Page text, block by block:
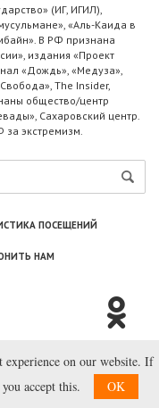
(ИГ, ИГИЛ),
«Аль-Каида в
В РФ признана
издания «Проект
«Дождь», «Медуза»,
The Insider,
общество/центр
Сахаровский центр.
экстремизм.
ПОСЕЩЕНИЙ
НАМ
2003—2026.
experience on our website. If
accept this.
OK